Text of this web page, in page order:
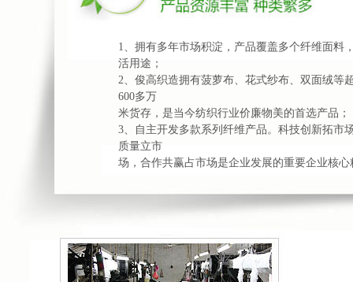
1、拥有多年市场积淀，产品覆盖多个纤维面料
活用途；
2、俊高织造拥有菠萝布、花式纱布、双面绒等
600多万
米货存，是当今纺织行业价廉物美的首选产品；
3、自主开发多款系列纤维产品。科技创新拓市
质量立市
场，合作共赢占市场是企业发展的重要企业核心